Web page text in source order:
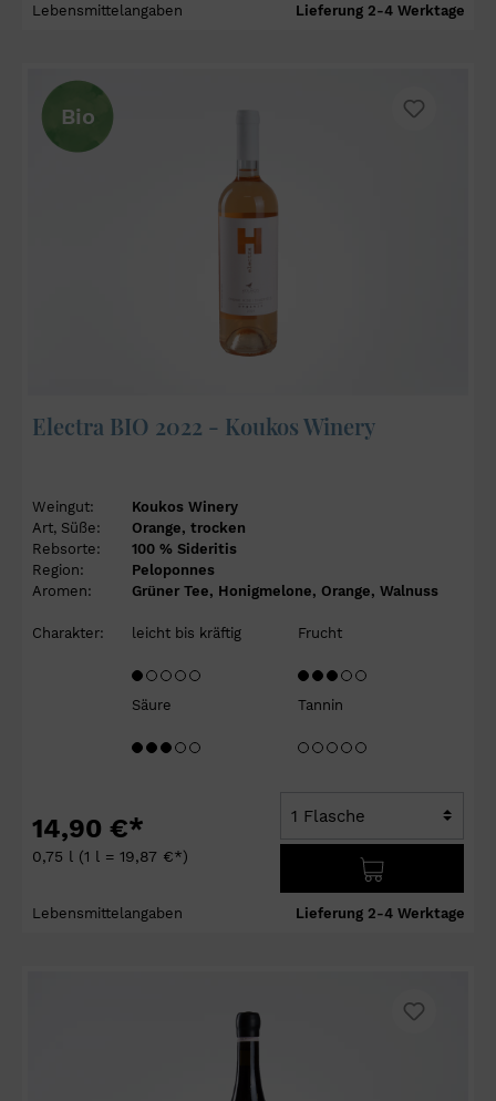
Lebensmittelangaben Lieferung 2-4 Werktage
Bio
Electra BIO 2022 - Koukos Winery
Weingut:
Koukos Winery
Art, Süße:
Orange, trocken
Rebsorte:
100 % Sideritis
Region:
Peloponnes
Aromen:
Grüner Tee, Honigmelone, Orange, Walnuss
Charakter: leicht bis kräftig Frucht
Säure Tannin
14,90 €*
0,75 l (1 l = 19,87 €*)
Lebensmittelangaben Lieferung 2-4 Werktage